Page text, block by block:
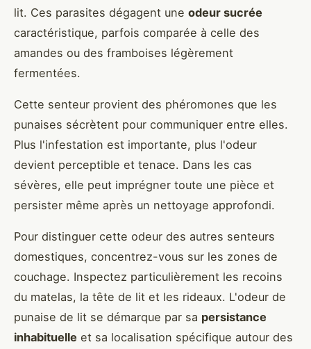
lit. Ces parasites dégagent une odeur sucrée
caractéristique, parfois comparée à celle des
amandes ou des framboises légèrement
fermentées.
Cette senteur provient des phéromones que les
punaises sécrètent pour communiquer entre elles.
Plus l'infestation est importante, plus l'odeur
devient perceptible et tenace. Dans les cas
sévères, elle peut imprégner toute une pièce et
persister même après un nettoyage approfondi.
Pour distinguer cette odeur des autres senteurs
domestiques, concentrez-vous sur les zones de
couchage. Inspectez particulièrement les recoins
du matelas, la tête de lit et les rideaux. L'odeur de
punaise de lit se démarque par sa persistance
inhabituelle et sa localisation spécifique autour des